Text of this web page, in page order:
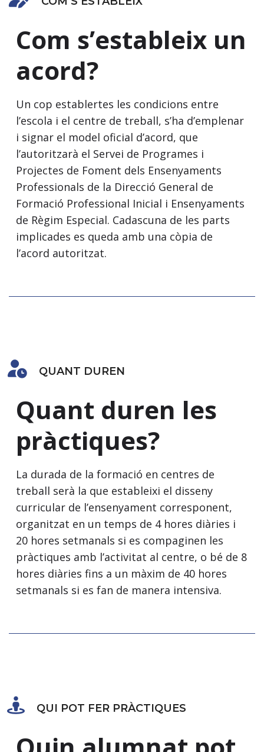
Com s’estableix un
acord?
Un cop establertes les condicions entre
l’escola i el centre de treball, s’ha d’emplenar
i signar el model oficial d’acord, que
l’autoritzarà el Servei de Programes i
Projectes de Foment dels Ensenyaments
Professionals de la Direcció General de
Formació Professional Inicial i Ensenyaments
de Règim Especial. Cadascuna de les parts
implicades es queda amb una còpia de
l’acord autoritzat.
QUANT DUREN
Quant duren les
pràctiques?
La durada de la formació en centres de
treball serà la que estableixi el disseny
curricular de l’ensenyament corresponent,
organitzat en un temps de 4 hores diàries i
20 hores setmanals si es compaginen les
pràctiques amb l’activitat al centre, o bé de 8
hores diàries fins a un màxim de 40 hores
setmanals si es fan de manera intensiva.
QUI POT FER PRÀCTIQUES